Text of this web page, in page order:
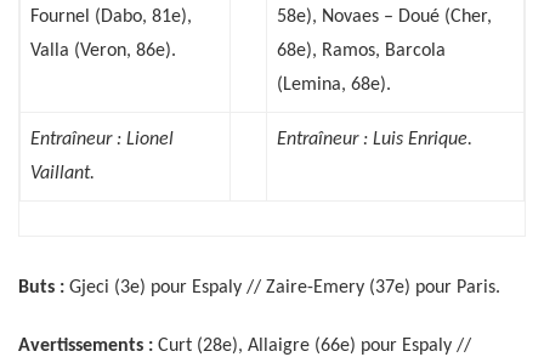
Fournel (Dabo, 81e),
Valla (Veron, 86e).
58e), Novaes – Doué (Cher,
68e), Ramos, Barcola
(Lemina, 68e).
Entraîneur : Lionel
Vaillant.
Entraîneur : Luis Enrique.
Buts : Gjeci (3e) pour Espaly // Zaire-Emery (37e) pour Paris.
Avertissements : Curt (28e), Allaigre (66e) pour Espaly //